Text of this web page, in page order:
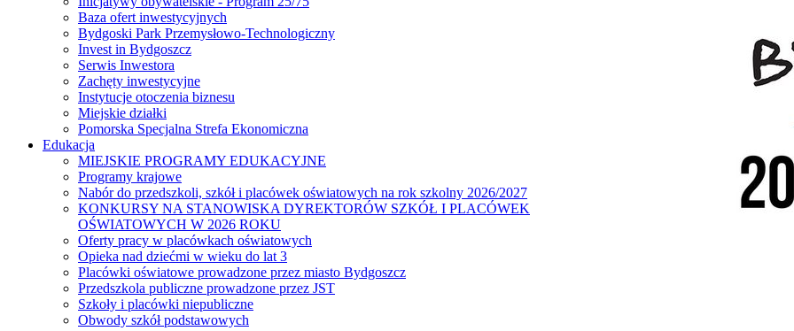
Baza ofert inwestycyjnych
Bydgoski Park Przemysłowo-Technologiczny
Invest in Bydgoszcz
Serwis Inwestora
Zachęty inwestycyjne
Instytucje otoczenia biznesu
Miejskie działki
Pomorska Specjalna Strefa Ekonomiczna
Edukacja
MIEJSKIE PROGRAMY EDUKACYJNE
Programy krajowe
Nabór do przedszkoli, szkół i placówek oświatowych na rok szkolny 2026/2027
KONKURSY NA STANOWISKA DYREKTORÓW SZKÓŁ I PLACÓWEK
OŚWIATOWYCH W 2026 ROKU
Oferty pracy w placówkach oświatowych
Opieka nad dziećmi w wieku do lat 3
Placówki oświatowe prowadzone przez miasto Bydgoszcz
Przedszkola publiczne prowadzone przez JST
Szkoły i placówki niepubliczne
Obwody szkół podstawowych